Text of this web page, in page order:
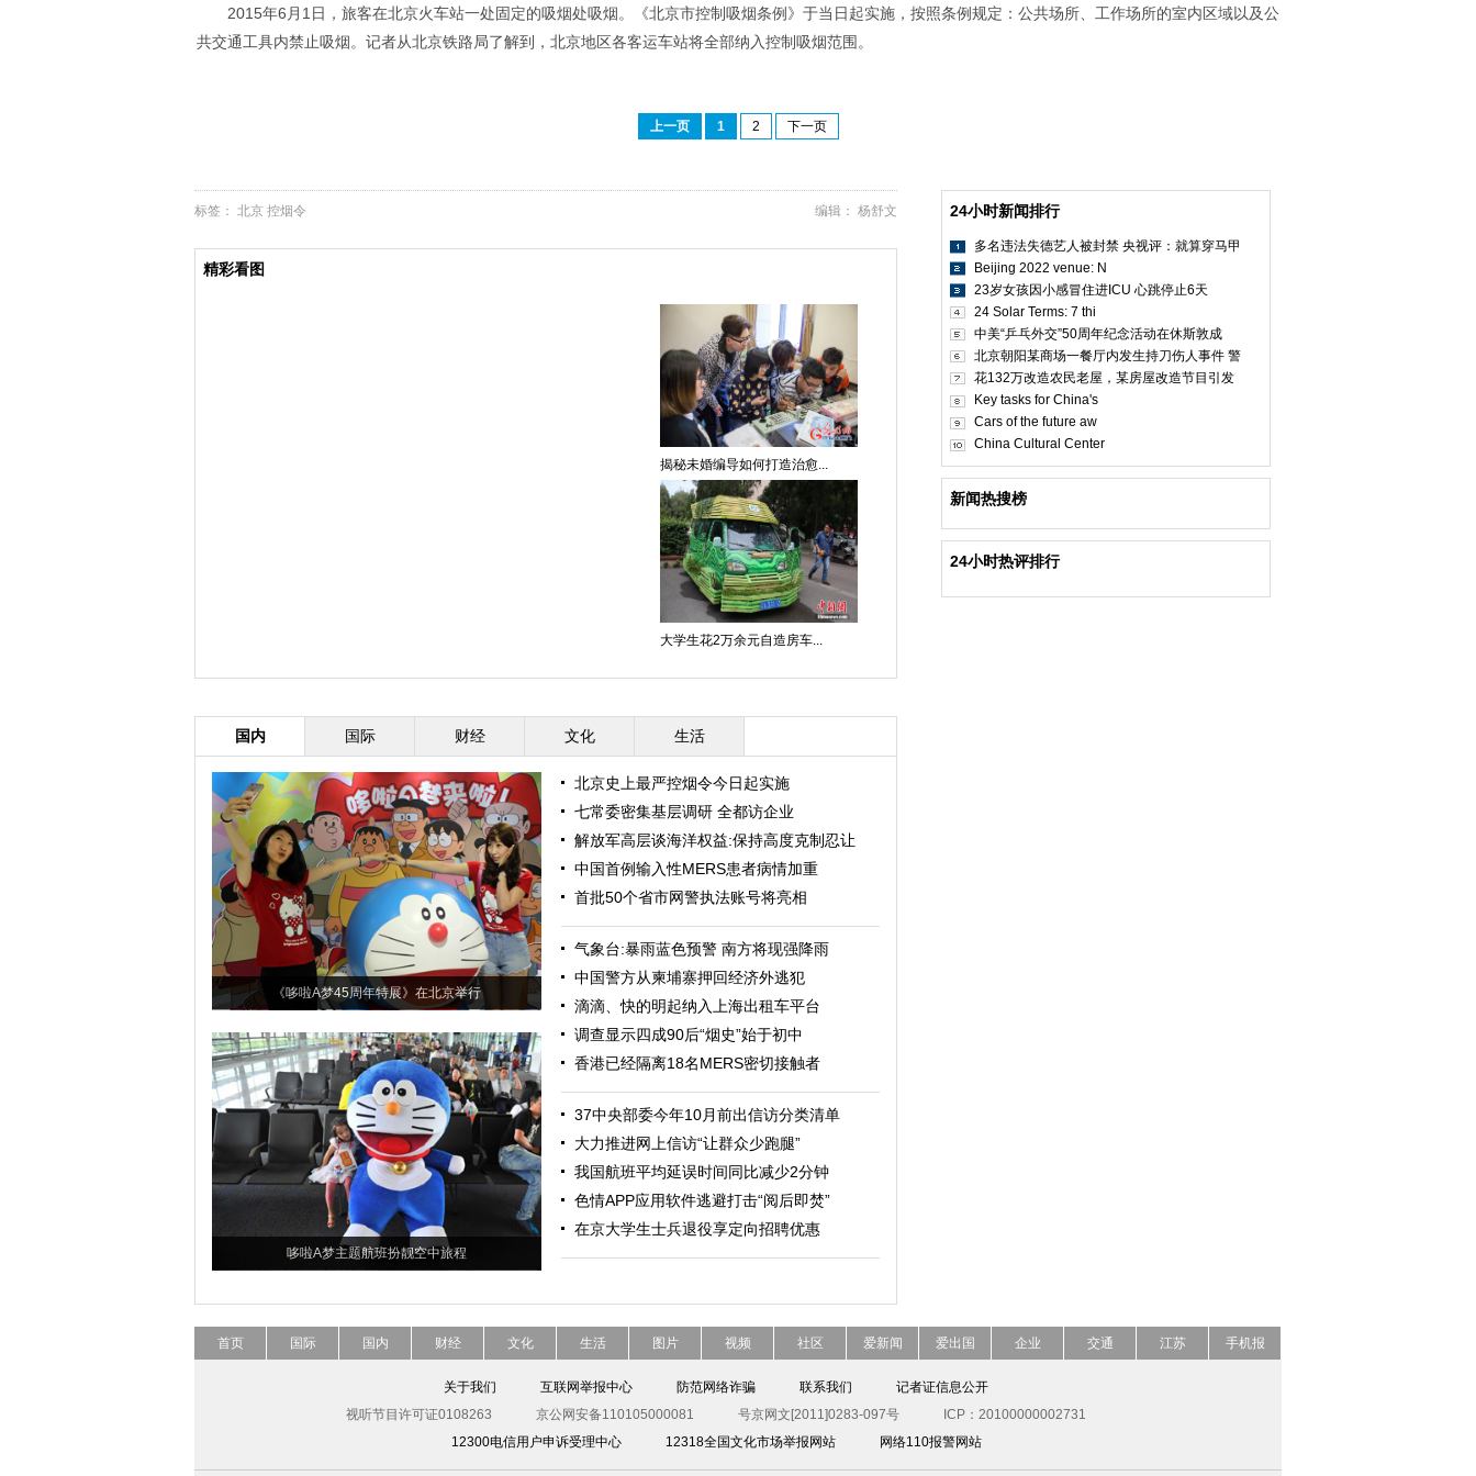
2015年6月1日，旅客在北京火车站一处固定的吸烟处吸烟。《北京市控制吸烟条例》于当日起实施，按照条例规定：公共场所、工作场所的室内区域以及公
共交通工具内禁止吸烟。记者从北京铁路局了解到，北京地区各客运车站将全部纳入控制吸烟范围。
上一页 1 2 下一页
编辑： 杨舒文
标签： 北京 控烟令
精彩看图
揭秘未婚编导如何打造治愈...
大学生花2万余元自造房车...
国内 国际 财经 文化 生活
《哆啦A梦45周年特展》在北京举行
哆啦A梦主题航班扮靓空中旅程
北京史上最严控烟令今日起实施
七常委密集基层调研 全都访企业
解放军高层谈海洋权益:保持高度克制忍让
中国首例输入性MERS患者病情加重
首批50个省市网警执法账号将亮相
气象台:暴雨蓝色预警 南方将现强降雨
中国警方从柬埔寨押回经济外逃犯
滴滴、快的明起纳入上海出租车平台
调查显示四成90后“烟史”始于初中
香港已经隔离18名MERS密切接触者
37中央部委今年10月前出信访分类清单
大力推进网上信访“让群众少跑腿”
我国航班平均延误时间同比减少2分钟
色情APP应用软件逃避打击“阅后即焚”
在京大学生士兵退役享定向招聘优惠
24小时新闻排行
多名违法失德艺人被封禁 央视评：就算穿马甲
Beijing 2022 venue: N
23岁女孩因小感冒住进ICU 心跳停止6天
24 Solar Terms: 7 thi
中美“乒乓外交”50周年纪念活动在休斯敦成
北京朝阳某商场一餐厅内发生持刀伤人事件 警
花132万改造农民老屋，某房屋改造节目引发
Key tasks for China's
Cars of the future aw
China Cultural Center
新闻热搜榜
24小时热评排行
首页 国际 国内 财经 文化 生活 图片 视频 社区 爱新闻 爱出国 企业 交通 江苏 手机报
关于我们 互联网举报中心 防范网络诈骗 联系我们
记者证信息公开
视听节目许可证0108263
京公网安备110105000081 号京网文[2011]0283-097号
ICP：20100000002731
12300电信用户申诉受理中心
12318全国文化市场举报网站 网络110报警网站